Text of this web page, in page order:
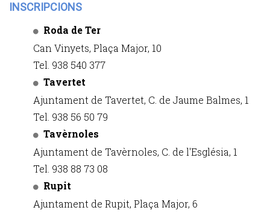
INSCRIPCIONS
Roda de Ter
Can Vinyets, Plaça Major, 10
Tel. 938 540 377
Tavertet
Ajuntament de Tavertet, C. de Jaume Balmes, 1
Tel. 938 56 50 79
Tavèrnoles
Ajuntament de Tavèrnoles, C. de l'Església, 1
Tel. 938 88 73 08
Rupit
Ajuntament de Rupit, Plaça Major, 6